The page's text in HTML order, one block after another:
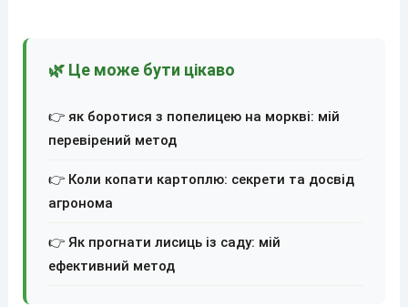
🌿 Це може бути цікаво
👉 як боротися з попелицею на моркві: мій
перевірений метод
👉 Коли копати картоплю: секрети та досвід
агронома
👉 Як прогнати лисиць із саду: мій
ефективний метод